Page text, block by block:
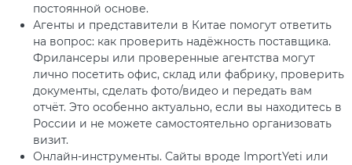
постоянной основе.
Агенты и представители в Китае помогут ответить
на вопрос: как проверить надёжность поставщика.
Фрилансеры или проверенные агентства могут
лично посетить офис, склад или фабрику, проверить
документы, сделать фото/видео и передать вам
отчёт. Это особенно актуально, если вы находитесь в
России и не можете самостоятельно организовать
визит.
Онлайн-инструменты. Сайты вроде ImportYeti или